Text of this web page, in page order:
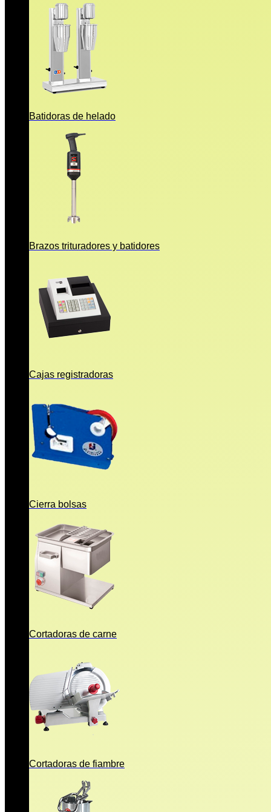
Batidoras de helado
Brazos trituradores y batidores
Cajas registradoras
Cierra bolsas
Cortadoras de carne
Cortadoras de fiambre